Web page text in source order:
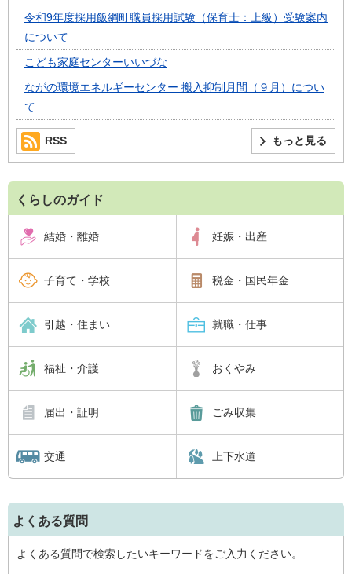
令和9年度採用飯綱町職員採用試験（保育士：上級）受験案内
について
こども家庭センターいいづな
ながの環境エネルギーセンター 搬入抑制月間（９月）につい
て
もっと見る
RSS
くらしのガイド
結婚・離婚 妊娠・出産
子育て・学校 税金・国民年金
引越・住まい 就職・仕事
福祉・介護 おくやみ
届出・証明 ごみ収集
交通 上下水道
よくある質問
よくある質問で検索したいキーワードをご入力ください。